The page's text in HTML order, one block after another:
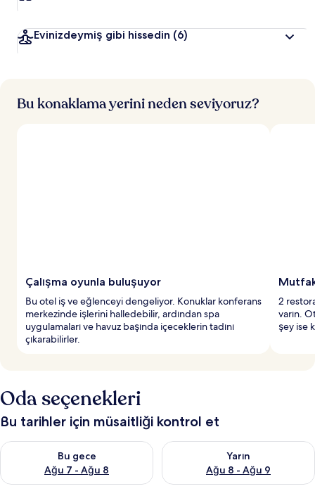
Evinizdeymiş gibi hissedin (6)
Bu konaklama yerini neden seviyoruz?
Çalışma oyunla buluşuyor
Bu otel iş ve eğlenceyi dengeliyor. Konuklar konferans
merkezinde işlerini halledebilir, ardından spa
uygulamaları ve havuz başında içeceklerin tadını
çıkarabilirler.
2
varın.
şey ise
Oda seçenekleri
Bu tarihler için müsaitliği kontrol et
Bu gece
Ağu 7 - Ağu 8
Bu gece için müsaitliği kontrol et Ağu 7 - Ağu 8
Yarın
Ağu 8 - Ağu 9
Yarın için müsaitliği kontrol